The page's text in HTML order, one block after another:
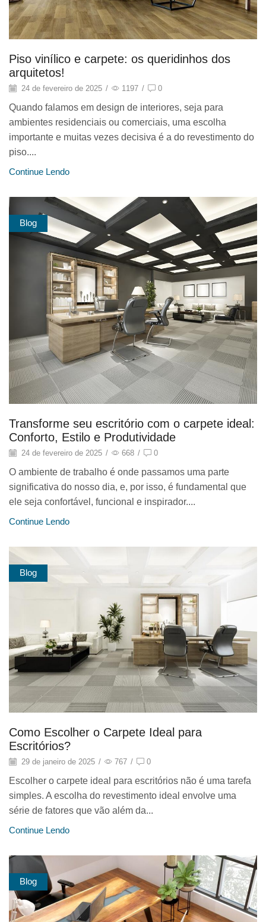
Piso vinílico e carpete: os queridinhos dos
arquitetos!
24 de fevereiro de 2025 / 1197 / 0
Quando falamos em design de interiores, seja para
ambientes residenciais ou comerciais, uma escolha
importante e muitas vezes decisiva é a do revestimento do
piso....
Continue Lendo
Blog
Transforme seu escritório com o carpete ideal:
Conforto, Estilo e Produtividade
24 de fevereiro de 2025 / 668 / 0
O ambiente de trabalho é onde passamos uma parte
significativa do nosso dia, e, por isso, é fundamental que
ele seja confortável, funcional e inspirador....
Continue Lendo
Blog
Como Escolher o Carpete Ideal para
Escritórios?
29 de janeiro de 2025 / 767 / 0
Escolher o carpete ideal para escritórios não é uma tarefa
simples. A escolha do revestimento ideal envolve uma
série de fatores que vão além da...
Continue Lendo
Blog